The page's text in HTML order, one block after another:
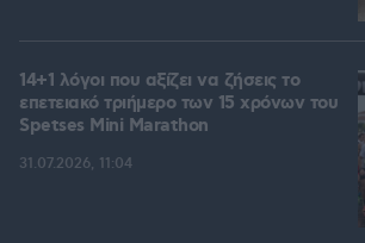
14+1 λόγοι που αξίζει να ζήσεις το
επετειακό τριήμερο των 15 χρόνων του
Spetses Mini Marathon
31.07.2026, 11:04